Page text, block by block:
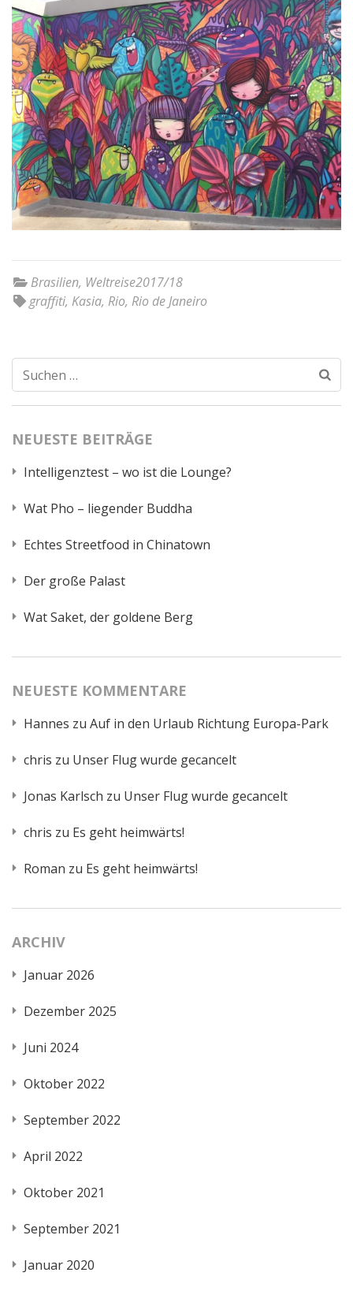
Brasilien, Weltreise2017/18
graffiti, Kasia, Rio, Rio de Janeiro
Suchen
nach:
NEUESTE BEITRÄGE
Intelligenztest – wo ist die Lounge?
Wat Pho – liegender Buddha
Echtes Streetfood in Chinatown
Der große Palast
Wat Saket, der goldene Berg
NEUESTE KOMMENTARE
Hannes zu Auf in den Urlaub Richtung Europa-Park
chris zu Unser Flug wurde gecancelt
Jonas Karlsch zu Unser Flug wurde gecancelt
chris zu Es geht heimwärts!
Roman zu Es geht heimwärts!
ARCHIV
Januar 2026
Dezember 2025
Juni 2024
Oktober 2022
September 2022
April 2022
Oktober 2021
September 2021
Januar 2020